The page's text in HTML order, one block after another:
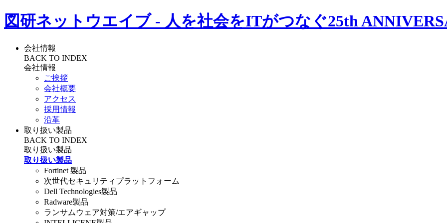
図研ネットウエイブ - 人を社会をITがつなぐ25th
会社情報
BACK TO INDEX
会社情報
ご挨拶
会社概要
アクセス
採用情報
沿革
取り扱い製品
BACK TO INDEX
取り扱い製品
取り扱い製品
Fortinet 製品
次世代セキュリティプラットフォーム
Dell Technologies製品
Radware製品
ランサムウェア対策/エアギャップ